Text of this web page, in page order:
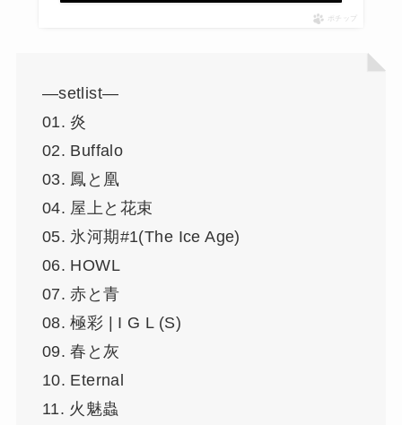
ポチップ
—setlist—
01. 炎
02. Buffalo
03. 鳳と凰
04. 屋上と花束
05. 氷河期#1(The Ice Age)
06. HOWL
07. 赤と青
08. 極彩 | I G L (S)
09. 春と灰
10. Eternal
11. 火魅蟲